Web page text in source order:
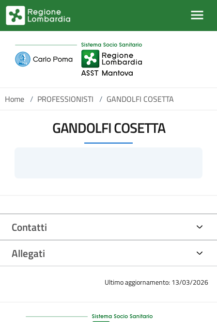
Salta al contenuto principale
Home / PROFESSIONISTI / GANDOLFI COSETTA
GANDOLFI COSETTA
Contatti
Allegati
Ultimo aggiornamento: 13/03/2026